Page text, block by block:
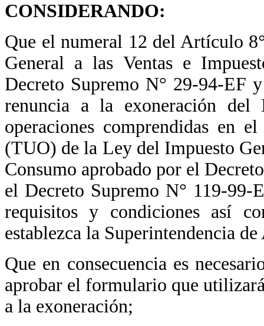
CONSIDERANDO:
Que el numeral 12 del Artículo
General a las Ventas e
Decreto Supremo N° 29-94-EF
renuncia a la exoneración del
operaciones comprendidas en
(TUO) de la Ley del Impuesto
Consumo aprobado por el
el Decreto Supremo N° 119-99-
requisitos y condiciones así
establezca la Superintendencia
Que en consecuencia es
aprobar el formulario que
a la exoneración;